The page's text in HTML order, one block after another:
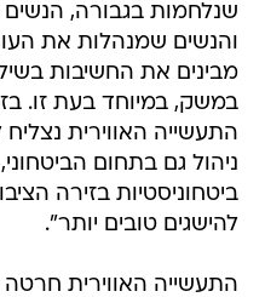
שנלחמות בגבורה, הנשים
והנשים שמנהלות את
מבינים את החשיבות
במשק, במיוחד בעת זו.
התעשייה האווירית
ניהול גם בתחום
ביטחוניסטיות בזירה
להישגים טובים יותר".
התעשייה האווירית חרטה